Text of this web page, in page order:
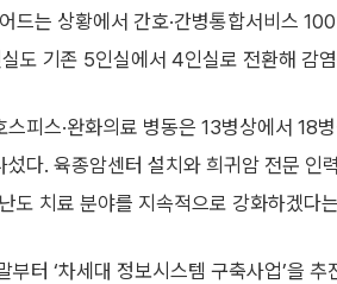
드는 상황에서 간호·간병통합서비스
도 기존 5인실에서 4인실로 전환해 감
피스·완화의료 병동은 13병상에서 18
섰다. 육종암센터 설치와 희귀암 전문 인
도 치료 분야를 지속적으로 강화하겠다
터 ‘차세대 정보시스템 구축사업’을 추